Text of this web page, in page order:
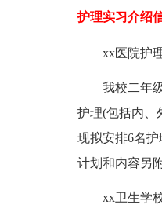
护理实习介绍
xx医院护
我校二年
护理(包括内、
现拟安排6名
计划和内容另
xx卫生学